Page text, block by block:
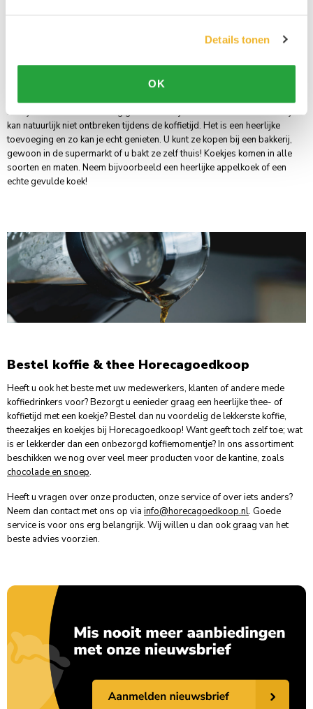
Details tonen
OK
Buiten dat het natuurlijk geen slechte suikers bevat, is het goed tegen
tandbederf, is het bloeddrukverlagend en heb je minder kans op diabetes
Koekjes worden al heel lang gedronken bij de koffie en thee. Een koekje
kan natuurlijk niet ontbreken tijdens de koffietijd. Het is een heerlijke
toevoeging en zo kan je echt genieten. U kunt ze kopen bij een bakkerij,
gewoon in de supermarkt of u bakt ze zelf thuis! Koekjes komen in alle
soorten en maten. Neem bijvoorbeeld een heerlijke appelkoek of een
echte gevulde koek!
Bestel koffie & thee Horecagoedkoop
Heeft u ook het beste met uw medewerkers, klanten of andere mede
koffiedrinkers voor? Bezorgt u eenieder graag een heerlijke thee- of
koffietijd met een koekje? Bestel dan nu voordelig de lekkerste koffie,
theezakjes en koekjes bij Horecagoedkoop! Want geeft toch zelf toe; wat
is er lekkerder dan een onbezorgd koffiemomentje? In ons assortiment
beschikken we nog over veel meer producten voor de kantine, zoals
chocolade en snoep.
Heeft u vragen over onze producten, onze service of over iets anders?
Neem dan contact met ons op via info@horecagoedkoop.nl. Goede
service is voor ons erg belangrijk. Wij willen u dan ook graag van het
beste advies voorzien.